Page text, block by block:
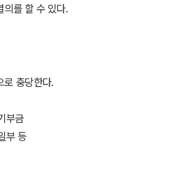
의를 할 수 있다.
로 충당한다.
부금
부 등